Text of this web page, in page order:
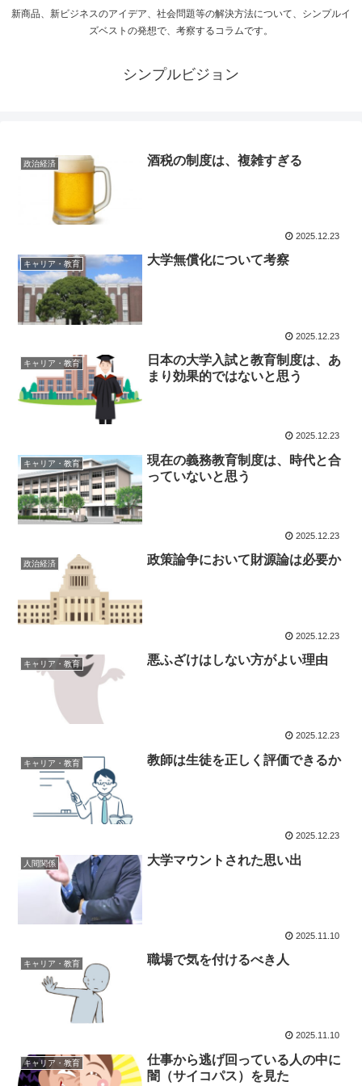
新商品、新ビジネスのアイデア、社会問題等の解決方法について、シンプルイ
ズベストの発想で、考察するコラムです。
シンプルビジョン
政治経済 酒税の制度は、複雑すぎる
2025.12.23
キャリア・教育 大学無償化について考察
2025.12.23
キャリア・教育
日本の大学入試と教育制度は、あ
まり効果的ではないと思う
2025.12.23
キャリア・教育
現在の義務教育制度は、時代と合
っていないと思う
2025.12.23
政治経済 政策論争において財源論は必要か
2025.12.23
キャリア・教育 悪ふざけはしない方がよい理由
2025.12.23
キャリア・教育 教師は生徒を正しく評価できるか
2025.12.23
人間関係 大学マウントされた思い出
2025.11.10
キャリア・教育 職場で気を付けるべき人
2025.11.10
キャリア・教育
仕事から逃げ回っている人の中に
闇（サイコパス）を見た